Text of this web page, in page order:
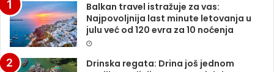
Balkan travel istražuje za vas:
Najpovoljnija last minute letovanja u
julu već od 120 evra za 10 noćenja
Drinska regata: Drina još jednom